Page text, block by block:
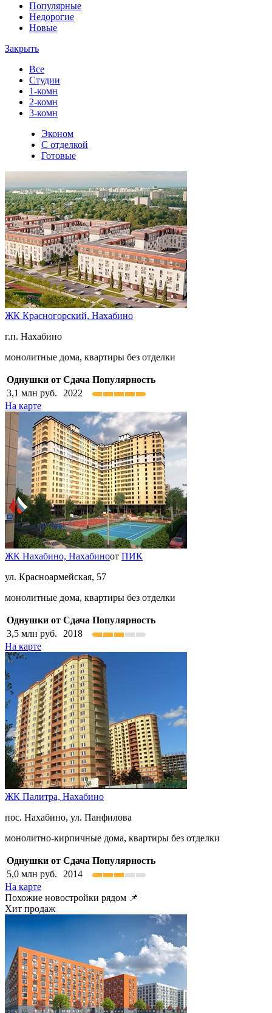
Популярные
Недорогие
Новые
Закрыть
Все
Студии
1-комн
2-комн
3-комн
Эконом
С отделкой
Готовые
ЖК Красногорский, Нахабино
г.п. Нахабино
монолитные дома, квартиры без отделки
Однушки от Сдача Популярность
3,1 млн руб.
2022
На карте
ЖК Нахабино, Нахабиноот ПИК
ул. Красноармейская, 57
монолитные дома, квартиры без отделки
Однушки от Сдача Популярность
3,5 млн руб.
2018
На карте
ЖК Палитра, Нахабино
пос. Нахабино, ул. Панфилова
монолитно-кирпичные дома, квартиры без отделки
Однушки от Сдача Популярность
5,0 млн руб.
2014
На карте
Похожие новостройки рядом 📌
Хит продаж